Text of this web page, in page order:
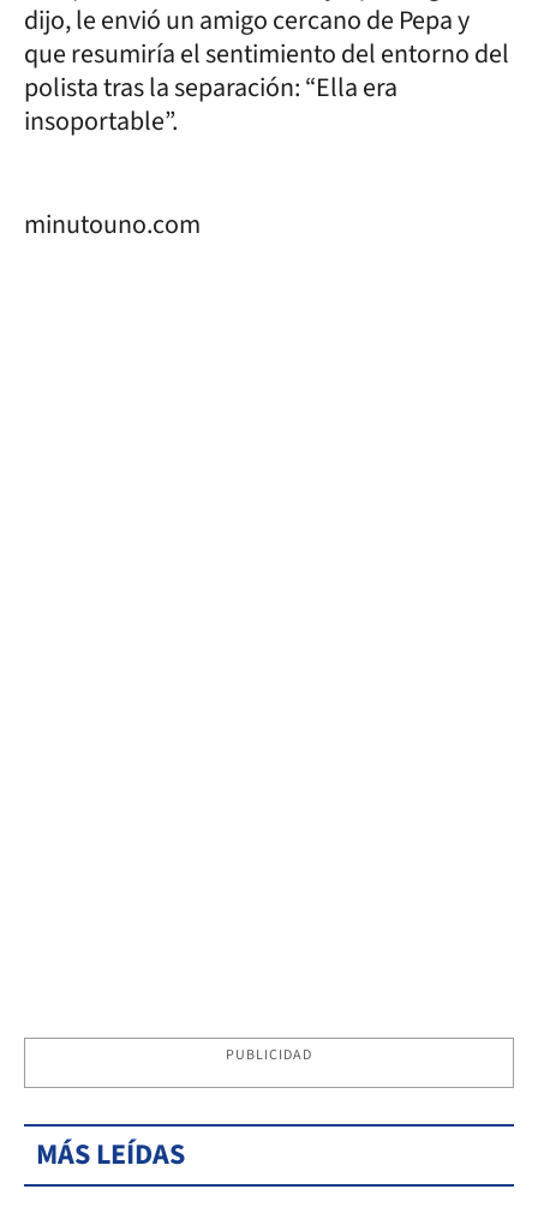
dijo, le envió un amigo cercano de Pepa y
que resumiría el sentimiento del entorno del
polista tras la separación: “Ella era
insoportable”.
minutouno.com
PUBLICIDAD
MÁS LEÍDAS